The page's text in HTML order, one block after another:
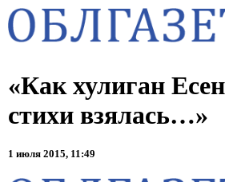
«Как хулиган
стихи взялась…»
1 июля 2015, 11:49